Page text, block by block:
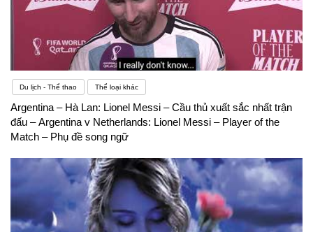
Du lịch - Thể thao Thể loại khác
Argentina – Hà Lan: Lionel Messi – Cầu thủ xuất sắc nhất trận
đấu – Argentina v Netherlands: Lionel Messi – Player of the
Match – Phụ đề song ngữ